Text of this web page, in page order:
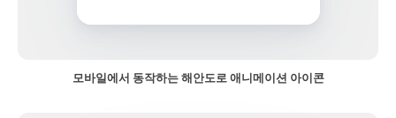
모바일에서 동작하는 해안도로 애니메이션 아이콘